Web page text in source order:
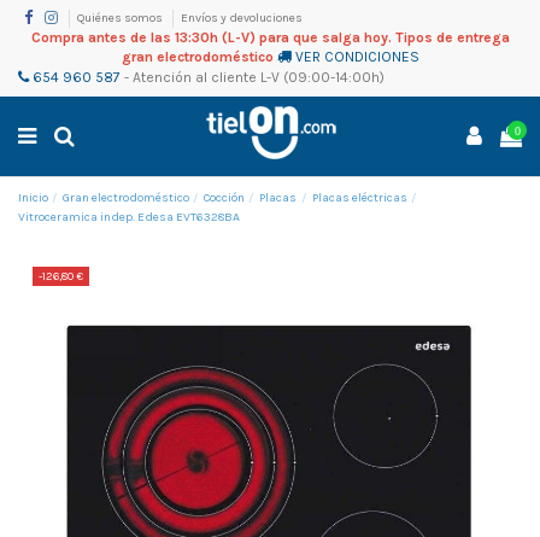
Quiénes somos Envíos y devoluciones
Compra antes de las 13:30h (L-V) para que salga hoy. Tipos de entrega
gran electrodoméstico
VER CONDICIONES
654 960 587 - Atención al cliente L-V (09:00-14:00h)
0
Inicio Gran electrodoméstico Cocción Placas
Placas eléctricas
Vitroceramica indep. Edesa EVT6328BA
-126,80 €